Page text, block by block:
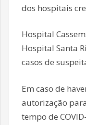
dos hospitais
Hospital
Hospital Santa
casos de
Em caso de
autorização
tempo de